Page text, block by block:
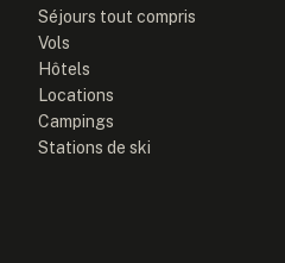
Séjours tout compris
Vols
Hôtels
Locations
Campings
Stations de ski